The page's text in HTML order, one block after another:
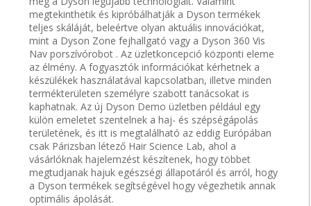
megtekinthetik és kipróbálhatják a Dyson termékek
teljes skáláját, beleértve olyan aktuális innovációkat,
mint a Dyson Zone fejhallgató vagy a Dyson 360 Vis
Nav porszívórobot . Az üzletkoncepció központi eleme
az élmény. A fogyasztók információkat kérhetnek a
készülékek használatával kapcsolatban, illetve minden
termékterületen személyre szabott tanácsokat is
kaphatnak. Az új Dyson Demo üzletben például egy
külön emeletet szentelnek a haj- és szépségápolás
területének, és itt is megtalálható az eddig Európában
csak Párizsban létező Hair Science Lab, ahol a
vásárlóknak hajelemzést készítenek, hogy többet
megtudjanak hajuk egészségi állapotáról és arról, hogy
a Dyson termékek segítségével hogy végezhetik annak
optimális ápolását.